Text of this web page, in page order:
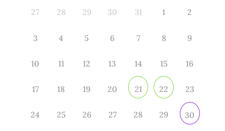
27 28 29 30 31 1 2
3 4 5 6 7 8 9
10 11 12 13 14 15 16
17 18 19 20 21 22 23
24 25 26 27 28 29 30